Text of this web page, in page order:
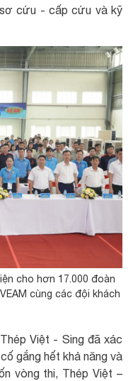
cứu - cấp cứu và kỹ
cho hơn 17.000 đoàn
cùng các đội khách
Việt - Sing đã xác
gắng hết khả năng và
vòng thi, Thép Việt –